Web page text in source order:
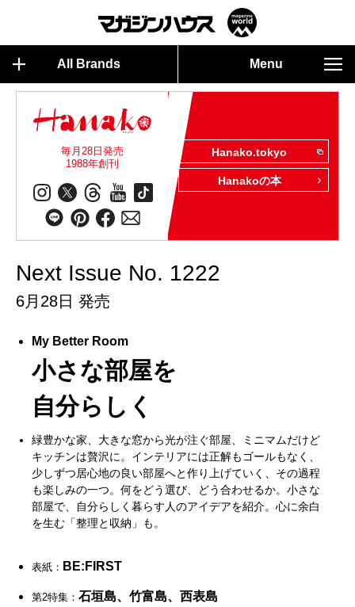
All Brands Menu
毎月28日発売
1988年創刊
Hanako.tokyo
Hanakoの本
Next Issue No. 1222
6月28日 発売
My Better Room
小さな部屋を
自分らしく
緑豊かな家、大きな窓から光が注ぐ部屋、ミニマムだけど
キッチンは贅沢に。インテリアには正解もゴールもなく、
少しずつ居心地の良い部屋へと作り上げていく、その過程
も楽しみの一つ。何をどう選び、どう合わせるか。小さな
部屋で、自分らしく暮らす人のアイデアを紹介。心に余白
を生む「整理と収納」も。
表紙： BE:FIRST
第2特集： 石垣島、竹富島、西表島